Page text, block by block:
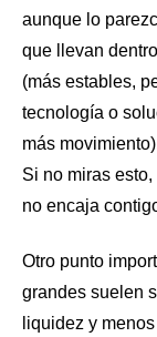
aunque lo
que llevan
(más estables,
tecnología o
más
Si no miras
no encaja
Otro punto
grandes suelen
liquidez y